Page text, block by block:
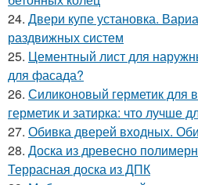
24. Двери купе установка.
раздвижных систем
25. Цементный лист для
для фасада?
26. Силиконовый герметик для
герметик и затирка: что лучше
27. Обивка дверей входных.
28. Доска из древесно
Террасная доска из ДПК